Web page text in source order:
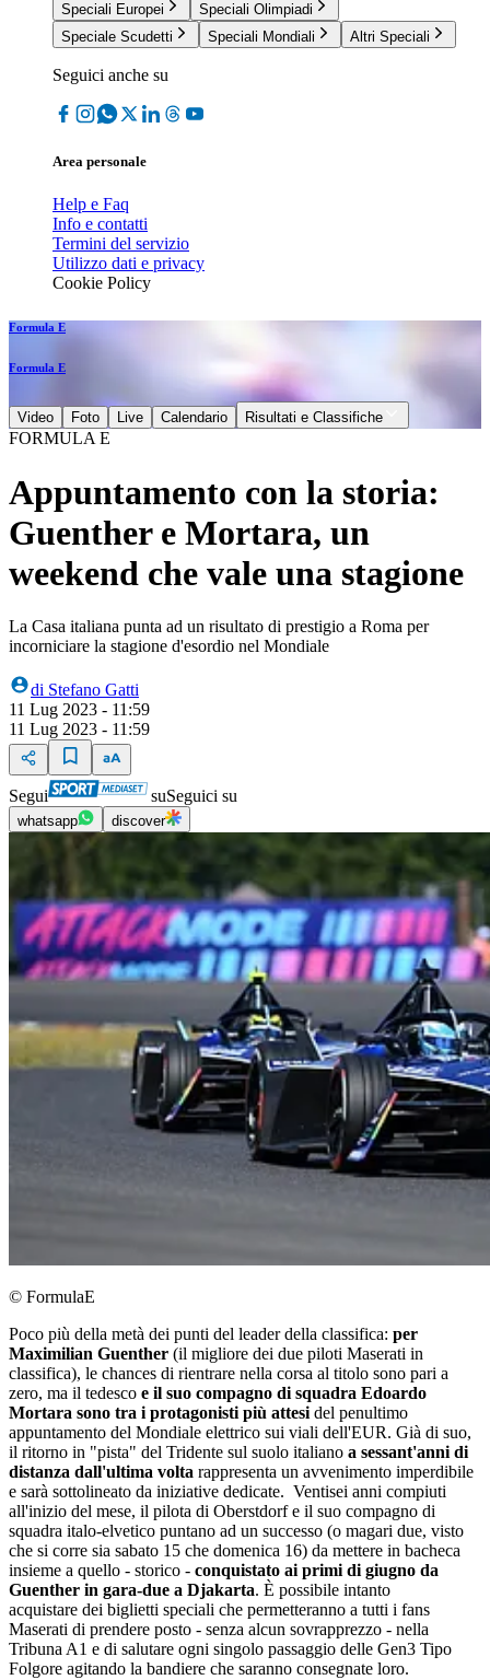
Speciali Europei
Speciali Olimpiadi
Speciale Scudetti
Speciali Mondiali Altri Speciali
Seguici anche su
Area personale
Help e Faq
Info e contatti
Termini del servizio
Utilizzo dati e privacy
Cookie Policy
Formula E
Formula E
Video Foto Live Calendario Risultati e Classifiche
FORMULA E
Appuntamento con la storia:
Guenther e Mortara, un
weekend che vale una stagione
La Casa italiana punta ad un risultato di prestigio a Roma per
incorniciare la stagione d'esordio nel Mondiale
di Stefano Gatti
11 Lug 2023 - 11:59
11 Lug 2023 - 11:59
Segui suSeguici su
whatsapp discover
© FormulaE
Poco più della metà dei punti del leader della classifica: per
Maximilian Guenther (il migliore dei due piloti Maserati in
classifica), le chances di rientrare nella corsa al titolo sono pari a
zero, ma il tedesco e il suo compagno di squadra Edoardo
Mortara sono tra i protagonisti più attesi del penultimo
appuntamento del Mondiale elettrico sui viali dell'EUR. Già di suo,
il ritorno in "pista" del Tridente sul suolo italiano a sessant'anni di
distanza dall'ultima volta rappresenta un avvenimento imperdibile
e sarà sottolineato da iniziative dedicate. Ventisei anni compiuti
all'inizio del mese, il pilota di Oberstdorf e il suo compagno di
squadra italo-elvetico puntano ad un successo (o magari due, visto
che si corre sia sabato 15 che domenica 16) da mettere in bacheca
insieme a quello - storico - conquistato ai primi di giugno da
Guenther in gara-due a Djakarta. È possibile intanto
acquistare dei biglietti speciali che permetteranno a tutti i fans
Maserati di prendere posto - senza alcun sovrapprezzo - nella
Tribuna A1 e di salutare ogni singolo passaggio delle Gen3 Tipo
Folgore agitando la bandiere che saranno consegnate loro.